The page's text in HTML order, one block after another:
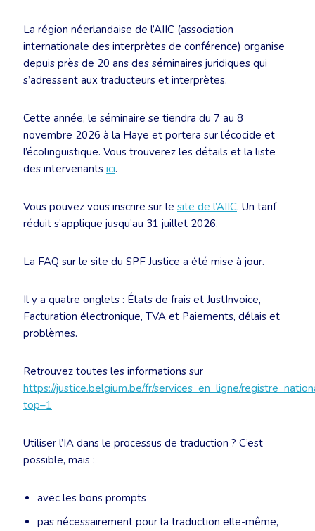
La région néerlandaise de l’AIIC (association
internationale des interprètes de conférence) organise
depuis près de 20 ans des séminaires juridiques qui
s’adressent aux traducteurs et interprètes.
Cette année, le séminaire se tiendra du 7 au 8
novembre 2026 à la Haye et portera sur l’écocide et
l’écolinguistique. Vous trouverez les détails et la liste
des intervenants ici.
Vous pouvez vous inscrire sur le site de l’AIIC. Un tarif
réduit s’applique jusqu’au 31 juillet 2026.
La FAQ sur le site du SPF Justice a été mise à jour.
Il y a quatre onglets : États de frais et JustInvoice,
Facturation électronique, TVA et Paiements, délais et
problèmes.
Retrouvez toutes les informations sur
https://justice.belgium.be/fr/services_en_ligne/
top–1
Utiliser l’IA dans le processus de traduction ? C’est
possible, mais :
avec les bons prompts
pas nécessairement pour la traduction elle-même,